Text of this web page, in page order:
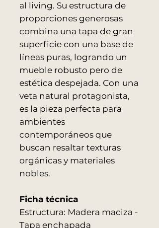
al living. Su estructura de
proporciones generosas
combina una tapa de gran
superficie con una base de
líneas puras, logrando un
mueble robusto pero de
estética despejada. Con una
veta natural protagonista,
es la pieza perfecta para
ambientes
contemporáneos que
buscan resaltar texturas
orgánicas y materiales
nobles.
Ficha técnica
Estructura: Madera maciza -
Tapa enchapada